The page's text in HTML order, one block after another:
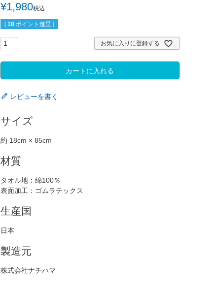
¥1,980税込
[ 18 ポイント進呈 ]
お気に入りに登録する
カートに入れる
レビューを書く
サイズ
約 18cm × 85cm
材質
タオル地：綿100％
表面加工：ゴムラテックス
生産国
日本
製造元
株式会社ナチハマ